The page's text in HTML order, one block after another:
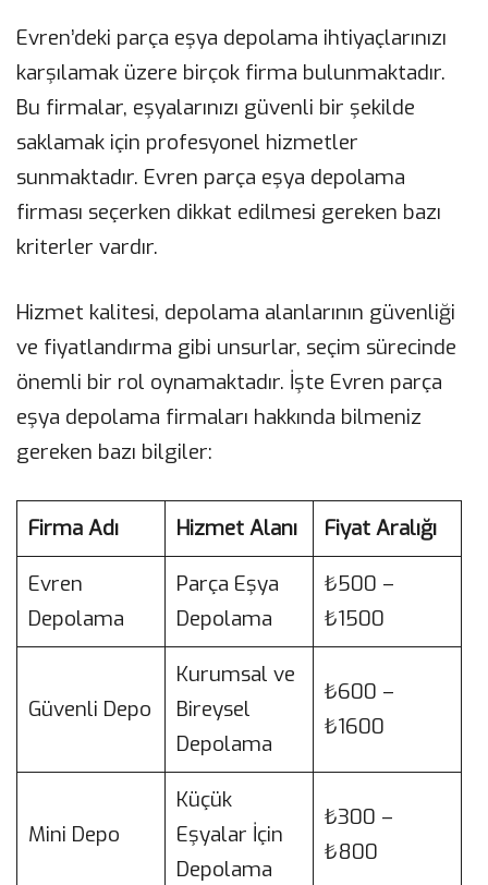
Evren’deki parça eşya depolama ihtiyaçlarınızı
karşılamak üzere birçok firma bulunmaktadır.
Bu firmalar, eşyalarınızı güvenli bir şekilde
saklamak için profesyonel hizmetler
sunmaktadır. Evren parça eşya depolama
firması seçerken dikkat edilmesi gereken bazı
kriterler vardır.
Hizmet kalitesi, depolama alanlarının güvenliği
ve fiyatlandırma gibi unsurlar, seçim sürecinde
önemli bir rol oynamaktadır. İşte Evren parça
eşya depolama firmaları hakkında bilmeniz
gereken bazı bilgiler:
Firma Adı Hizmet Alanı Fiyat Aralığı
Evren
Depolama
Parça Eşya
Depolama
₺500 –
₺1500
Güvenli Depo
Kurumsal ve
Bireysel
Depolama
₺600 –
₺1600
Mini Depo
Küçük
Eşyalar İçin
Depolama
₺300 –
₺800